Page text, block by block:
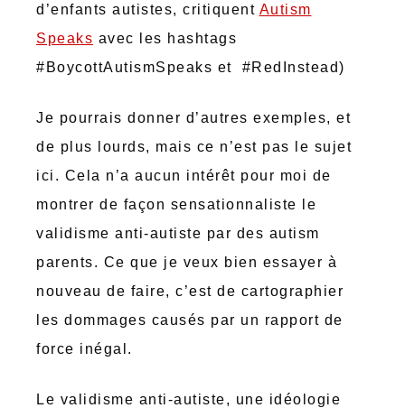
d’enfants autistes, critiquent Autism
Speaks avec les hashtags
#BoycottAutismSpeaks et #RedInstead)
Je pourrais donner d’autres exemples, et
de plus lourds, mais ce n’est pas le sujet
ici. Cela n’a aucun intérêt pour moi de
montrer de façon sensationnaliste le
validisme anti-autiste par des autism
parents. Ce que je veux bien essayer à
nouveau de faire, c’est de cartographier
les dommages causés par un rapport de
force inégal.
Le validisme anti-autiste, une idéologie